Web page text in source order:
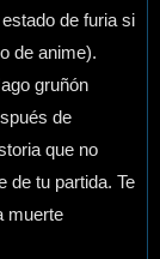
de furia si
de anime).
gruñón
de
que no
de tu partida. Te
muerte